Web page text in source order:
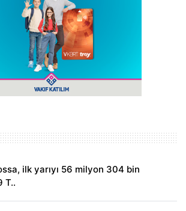
ilk yarıyı 56 milyon 304 bin
T..